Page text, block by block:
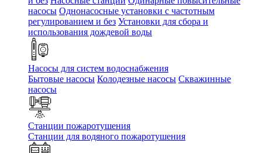
насосы Однонасосные установки с частотным
регулированием и без Установки для сбора и
использования дождевой воды
Насосы для систем водоснабжения
Бытовые насосы Колодезные насосы Скважинные
насосы
Станции пожаротушения
Станции для водяного пожаротушения